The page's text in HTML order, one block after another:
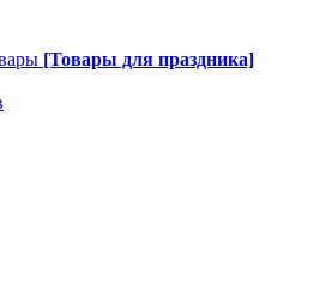
[Товары для праздника]